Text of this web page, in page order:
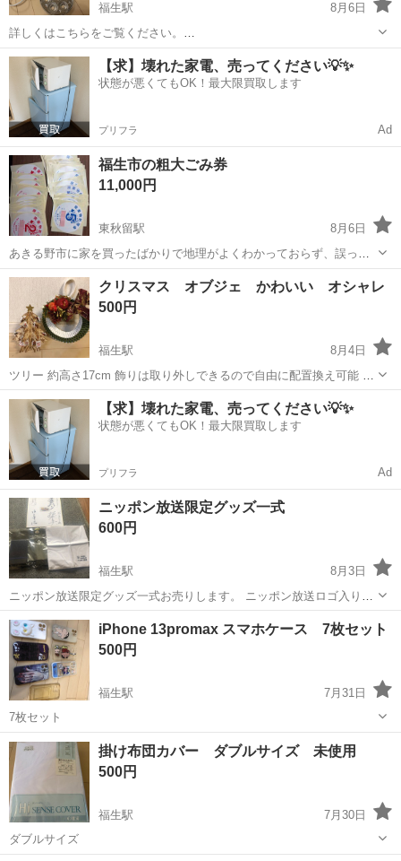
福生駅
8月6日
詳しくはこちらをご覧ください。
https://buydeemglobal.com/products/g37 コンセントが中国仕様なので
日本で使用する場合は変換器が必要です。
東京 福生市 福生駅 その他
【求】壊れた家電、売ってください💡✨
状態が悪くてもOK！最大限買取します
プリフラ Ad
福生市の粗大ごみ券
11,000円
東秋留駅
8月6日
あきる野市に家を買ったばかりで地理がよくわかっておらず、誤っ
て、隣の福生市のコンビニで福生市の粗大ごみ券を大量に買ってしま
いました（16,600円分）。名前を書いてしまって返品できないので、
必要な方に格安（11,000円）で...
東京 福生市 東秋留駅 その他 粗大ごみ
クリスマス オブジェ かわいい オシャレ
500円
福生駅
8月4日
ツリー 約高さ17cm 飾りは取り外しできるので自由に配置換え可能 サ
ークルは 約ちょっと19cm
東京 福生市 福生駅 その他 オブジェ
【求】壊れた家電、売ってください💡✨
状態が悪くてもOK！最大限買取します
プリフラ Ad
ニッポン放送限定グッズ一式
600円
福生駅
8月3日
ニッポン放送限定グッズ一式お売りします。 ニッポン放送ロゴ入りハ
ンドタオル ニッポン放送ロゴ入りメモ帳 イルカのミュージっクハーモ
ーニ てくてくノエルECOバック 水森かおり他3人のサイン入り色
紙。 オンライン決済では受...
東京 福生市
iPhone 13promax スマホケース 7枚セット
500円
福生駅
7月31日
7枚セット
東京 福生市 福生駅 promax
掛け布団カバー ダブルサイズ 未使用
500円
福生駅
7月30日
ダブルサイズ